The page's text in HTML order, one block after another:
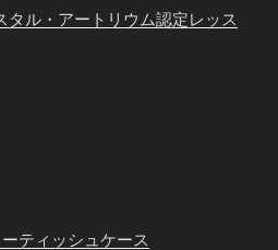
ル・アートリウム認定レッス
ティッシュケース